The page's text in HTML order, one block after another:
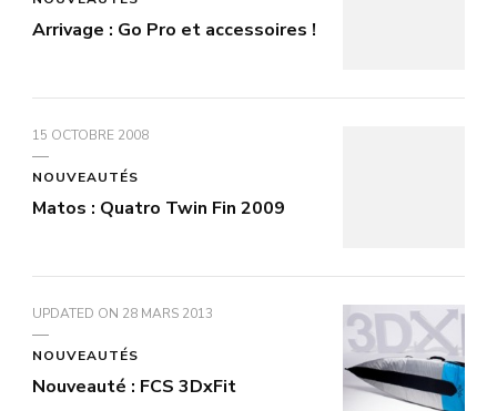
Arrivage : Go Pro et accessoires !
15 OCTOBRE 2008
NOUVEAUTÉS
Matos : Quatro Twin Fin 2009
UPDATED ON 28 MARS 2013
NOUVEAUTÉS
Nouveauté : FCS 3DxFit